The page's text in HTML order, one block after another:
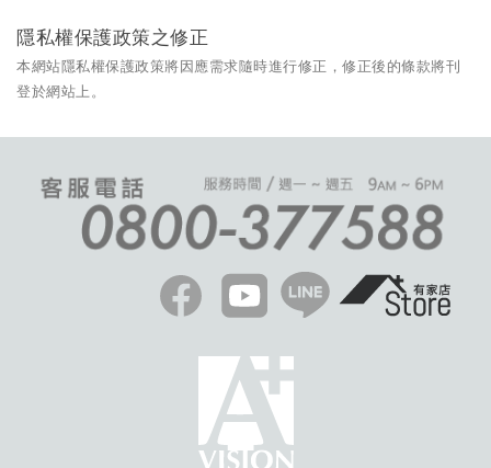
隱私權保護政策之修正
本網站隱私權保護政策將因應需求隨時進行修正，修正後的條款將刊
登於網站上。